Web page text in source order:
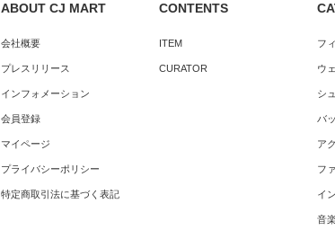
ABOUT CJ MART
会社概要
プレスリリース
インフォメーション
会員登録
マイページ
プライバシーポリシー
特定商取引法に基づく表記
CONTENTS
ITEM
CURATOR
フ
ウ
シ
バ
ア
フ
イ
音